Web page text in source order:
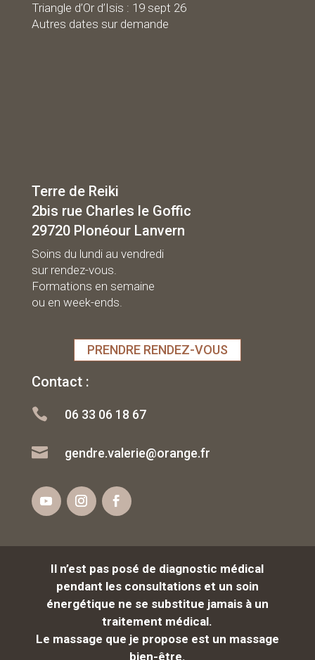
Triangle d’Or d’Isis : 19 sept 26
Autres dates sur demande
Terre de Reiki
2bis rue Charles le Goffic
29720 Plonéour Lanvern
Soins du lundi au vendredi
sur rendez-vous.
Formations en semaine
ou en week-ends.
PRENDRE RENDEZ-VOUS
Contact :
 06 33 06 18 67
 gendre.valerie@orange.fr
Il n’est pas posé de diagnostic médical
pendant les consultations et un soin
énergétique ne se substitue jamais à un
traitement médical.
Le massage que je propose est un massage
bien-être.